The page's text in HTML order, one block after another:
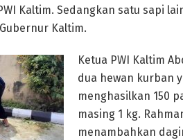
Kaltim. Sedangkan satu sapi
Kaltim.
Ketua PWI Kaltim
dua hewan kurban
menghasilkan 150
masing 1 kg.
menambahkan